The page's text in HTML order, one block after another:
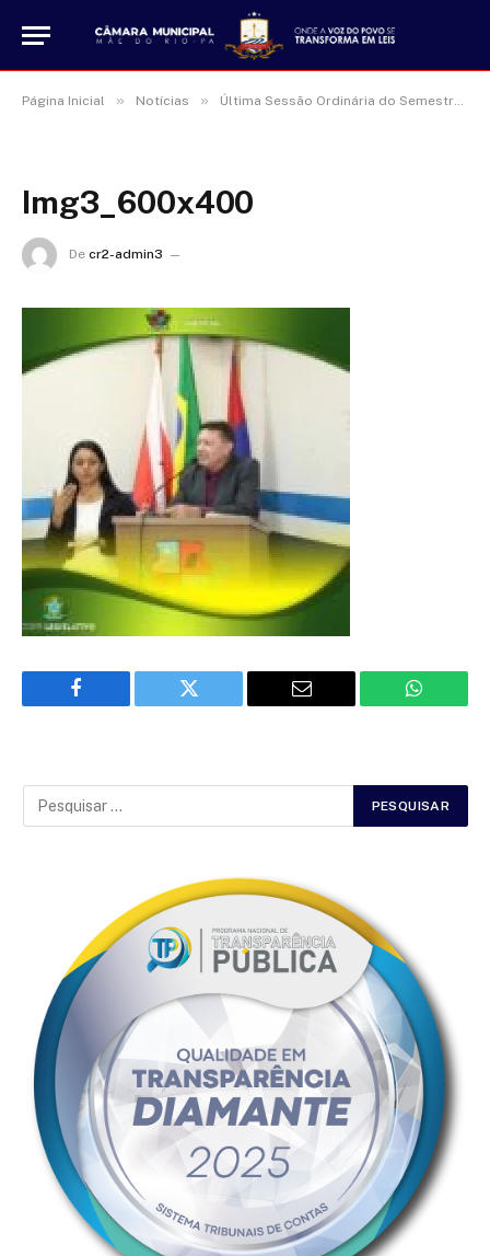
Página Inicial » Notícias » Última Sessão Ordinária do Semestre Aprova Todos os Documentos do Dia
Img3_600x400
De cr2-admin3
Facebook Twitter Email